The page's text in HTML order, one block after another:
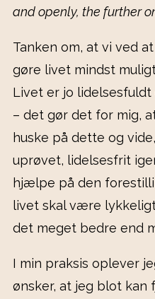
and openly, the further
Tanken om, at vi ved
gøre livet mindst
Livet er jo
– det gør det for mig,
huske på dette og
uprøvet, lidelsesfrit
hjælpe på den
livet skal være
det meget bedre end
I min praksis oplever
ønsker, at jeg blot kan